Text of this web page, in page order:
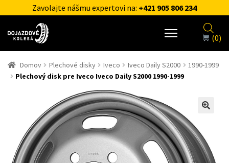
Zavolajte nášmu expertovi na: +421 905 806 234
(0)
Domov Plechové disky Iveco Iveco Daily S2000
1990-1999
Plechový disk pre Iveco Iveco Daily S2000 1990-1999